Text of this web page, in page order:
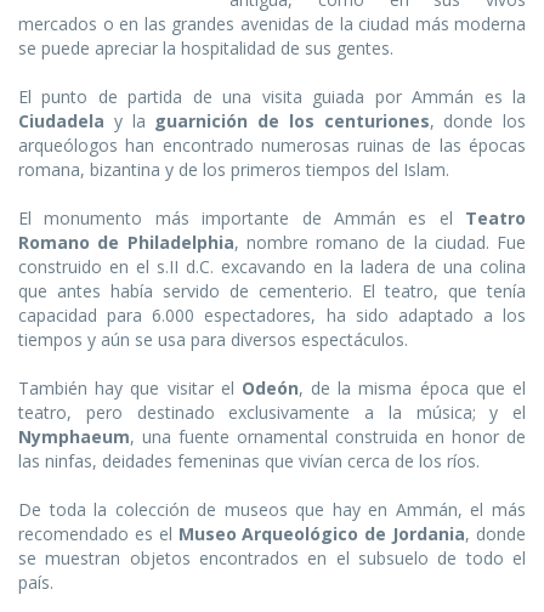
mercados o en las grandes avenidas de la ciudad más moderna
se puede apreciar la hospitalidad de sus gentes.
El punto de partida de una visita guiada por Ammán es la
Ciudadela y la guarnición de los centuriones, donde los
arqueólogos han encontrado numerosas ruinas de las épocas
romana, bizantina y de los primeros tiempos del Islam.
El monumento más importante de Ammán es el Teatro
Romano de Philadelphia, nombre romano de la ciudad. Fue
construido en el s.II d.C. excavando en la ladera de una colina
que antes había servido de cementerio. El teatro, que tenía
capacidad para 6.000 espectadores, ha sido adaptado a los
tiempos y aún se usa para diversos espectáculos.
También hay que visitar el Odeón, de la misma época que el
teatro, pero destinado exclusivamente a la música; y el
Nymphaeum, una fuente ornamental construida en honor de
las ninfas, deidades femeninas que vivían cerca de los ríos.
De toda la colección de museos que hay en Ammán, el más
recomendado es el Museo Arqueológico de Jordania, donde
se muestran objetos encontrados en el subsuelo de todo el
país.